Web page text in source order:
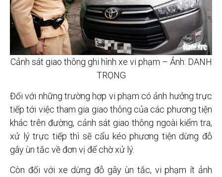
Cảnh sát giao thông ghi hình xe vi phạm – Ảnh: DANH
TRỌNG
Đối với những trường hợp vi phạm có ảnh hưởng trực
tiếp tới việc tham gia giao thông của các phương tiện
khác trên đường, cảnh sát giao thông ngoài kiểm tra,
xử lý trực tiếp thì sẽ cẩu kéo phương tiện dừng đỗ
gây ùn tắc về đơn vị để chờ xử lý.
Còn đối với xe dừng đỗ gây ùn tắc, vi phạm ít ảnh